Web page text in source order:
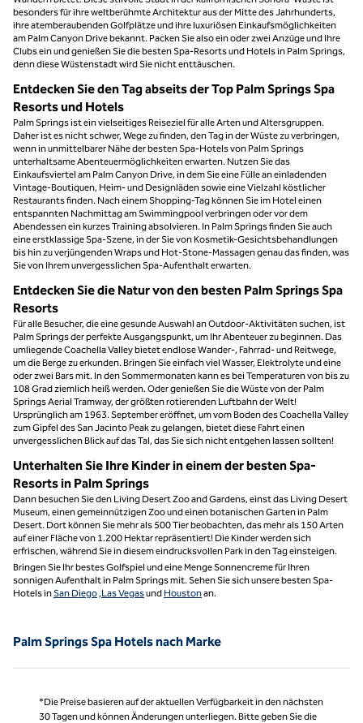
besonders für ihre weltberühmte Architektur aus der Mitte des Jahrhunderts,
ihre atemberaubenden Golfplätze und ihre luxuriösen Einkaufsmöglichkeiten
am Palm Canyon Drive bekannt. Packen Sie also ein oder zwei Anzüge und Ihre
Clubs ein und genießen Sie die besten Spa-Resorts und Hotels in Palm Springs,
denn diese Wüstenstadt wird Sie nicht enttäuschen.
Entdecken Sie den Tag abseits der Top Palm Springs Spa
Resorts und Hotels
Palm Springs ist ein vielseitiges Reiseziel für alle Arten und Altersgruppen.
Daher ist es nicht schwer, Wege zu finden, den Tag in der Wüste zu verbringen,
wenn in unmittelbarer Nähe der besten Spa-Hotels von Palm Springs
unterhaltsame Abenteuermöglichkeiten erwarten. Nutzen Sie das
Einkaufsviertel am Palm Canyon Drive, in dem Sie eine Fülle an einladenden
Vintage-Boutiquen, Heim- und Designläden sowie eine Vielzahl köstlicher
Restaurants finden. Nach einem Shopping-Tag können Sie im Hotel einen
entspannten Nachmittag am Swimmingpool verbringen oder vor dem
Abendessen ein kurzes Training absolvieren. In Palm Springs finden Sie auch
eine erstklassige Spa-Szene, in der Sie von Kosmetik-Gesichtsbehandlungen
bis hin zu verjüngenden Wraps und Hot-Stone-Massagen genau das finden, was
Sie von Ihrem unvergesslichen Spa-Aufenthalt erwarten.
Entdecken Sie die Natur von den besten Palm Springs Spa
Resorts
Für alle Besucher, die eine gesunde Auswahl an Outdoor-Aktivitäten suchen, ist
Palm Springs der perfekte Ausgangspunkt, um Ihr Abenteuer zu beginnen. Das
umliegende Coachella Valley bietet endlose Wander-, Fahrrad- und Reitwege,
um die Berge zu erkunden. Bringen Sie einfach viel Wasser, Elektrolyte und eine
oder zwei Bars mit. In den Sommermonaten kann es bei Temperaturen von bis zu
108 Grad ziemlich heiß werden. Oder genießen Sie die Wüste von der Palm
Springs Aerial Tramway, der größten rotierenden Luftbahn der Welt!
Ursprünglich am 1963. September eröffnet, um vom Boden des Coachella Valley
zum Gipfel des San Jacinto Peak zu gelangen, bietet diese Fahrt einen
unvergesslichen Blick auf das Tal, das Sie sich nicht entgehen lassen sollten!
Unterhalten Sie Ihre Kinder in einem der besten Spa-
Resorts in Palm Springs
Dann besuchen Sie den Living Desert Zoo and Gardens, einst das Living Desert
Museum, einen gemeinnützigen Zoo und einen botanischen Garten in Palm
Desert. Dort können Sie mehr als 500 Tier beobachten, das mehr als 150 Arten
auf einer Fläche von 1.200 Hektar repräsentiert! Die Kinder werden sich
erfrischen, während Sie in diesem eindrucksvollen Park in den Tag einsteigen.
Bringen Sie Ihr bestes Golfspiel und eine Menge Sonnencreme für Ihren
sonnigen Aufenthalt in Palm Springs mit. Sehen Sie sich unsere besten Spa-
Hotels inSan Diego,Las Vegasund Houstonan.
Palm Springs Spa Hotels nach Marke
*Die Preise basieren auf der aktuellen Verfügbarkeit in den nächsten
30 Tagen und können Änderungen unterliegen. Bitte geben Sie die